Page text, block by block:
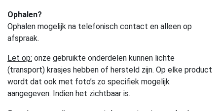
Ophalen?
Ophalen mogelijk na telefonisch contact en alleen op
afspraak.
Let op: onze gebruikte onderdelen kunnen lichte
(transport) krasjes hebben of hersteld zijn. Op elke product
wordt dat ook met foto’s zo specifiek mogelijk
aangegeven. Indien het zichtbaar is.